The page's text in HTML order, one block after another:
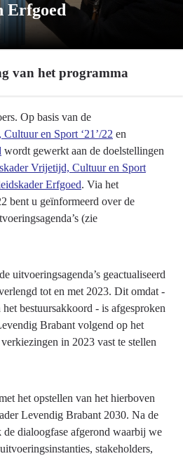
Erfgoed
van het programma
Op basis van de
en Sport ‘21’/22 en
wordt gewerkt aan de doelstellingen
Vrijetijd, Cultuur en Sport
Erfgoed. Via het
bent u geïnformeerd over de
(zie
uitvoeringsagenda’s geactualiseerd
tot en met 2023. Dit omdat -
bestuursakkoord - is afgesproken
Brabant volgend op het
in 2023 vast te stellen
het opstellen van het hierboven
Levendig Brabant 2030. Na de
de dialoogfase afgerond waarbij we
stakeholders,